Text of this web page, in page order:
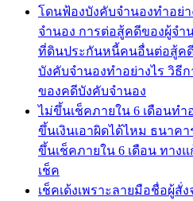
โดนฟ้องบังคับจำนองทำอย่
จำนอง การต่อสู้คดีของผู้จ
ที่ดินประกันหนี้คนอื่นต่อสู้คดี
บังคับจำนองทำอย่างไร วิธี
ของคดีบังคับจำนอง
ไม่ขึ้นเช็คภายใน 6 เดือนท
ขึ้นเงินเอาผิดได้ไหม ธนาคา
ขึ้นเช็คภายใน 6 เดือน ทา
เช็ค
เช็คเด้งเพราะลายมือชื่อผู้สั่